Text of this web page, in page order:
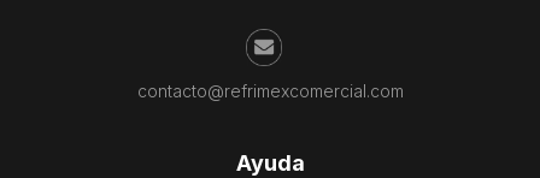
contacto@refrimexcomercial.com
Ayuda